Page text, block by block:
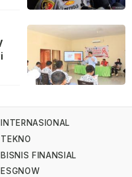
INTERNASIONAL
TEKNO
BISNIS FINANSIAL
ESGNOW